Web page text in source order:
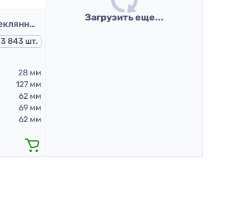
Бутылка 246-В1-100 (стеклянные бутылки 100 мл)
3 843 шт.
28 мм
127 мм
62 мм
69 мм
62 мм
Загрузить еще...